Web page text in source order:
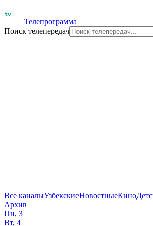
Телепрограмма
Поиск телепередач
Все каналыУзбекскиеНовостныеКино
Архив
Пн, 3
Вт, 4